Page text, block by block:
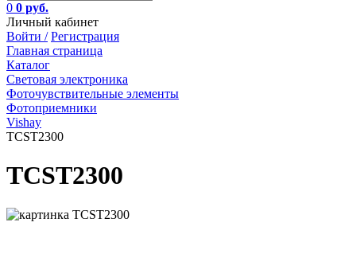
0 0 руб.
Личный кабинет
Войти / Регистрация
Главная страница
Каталог
Световая электроника
Фоточувствительные элементы
Фотоприемники
Vishay
TCST2300
TCST2300